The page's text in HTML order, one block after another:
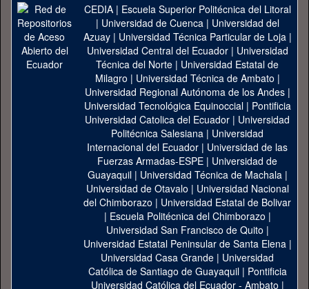
CEDIA| Escuela Superior Politécnica del Litoral
| Universidad de Cuenca| Universidad del
Azuay| Universidad Técnica Particular de Loja|
Universidad Central del Ecuador| Universidad
Técnica del Norte | Universidad Estatal de
Milagro | Universidad Técnica de Ambato |
Universidad Regional Autónoma de los Andes|
Universidad Tecnológica Equinoccial| Pontificia
Universidad Catolica del Ecuador | Universidad
Politécnica Salesiana | Universidad
Internacional del Ecuador | Universidad de las
Fuerzas Armadas-ESPE | Universidad de
Guayaquil| Universidad Técnica de Machala|
Universidad de Otavalo | Universidad Nacional
del Chimborazo | Universidad Estatal de Bolivar
| Escuela Politécnica del Chimborazo |
Universidad San Francisco de Quito |
Universidad Estatal Peninsular de Santa Elena|
Universidad Casa Grande | Universidad
Católica de Santiago de Guayaquil| Pontificia
Universidad Católica del Ecuador - Ambato |